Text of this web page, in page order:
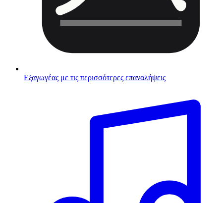
Εξαγωγέας με τις περισσότερες επαναλήψεις